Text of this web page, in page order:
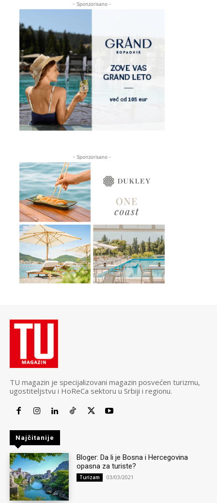
- Sponzorisano -
- Sponzorisano -
TU magazin je specijalizovani magazin posvećen turizmu,
ugostiteljstvu i HoReCa sektoru u Srbiji i regionu.
Najčitanije
Bloger: Da li je Bosna i Hercegovina
opasna za turiste?
Turizam 03/03/2021